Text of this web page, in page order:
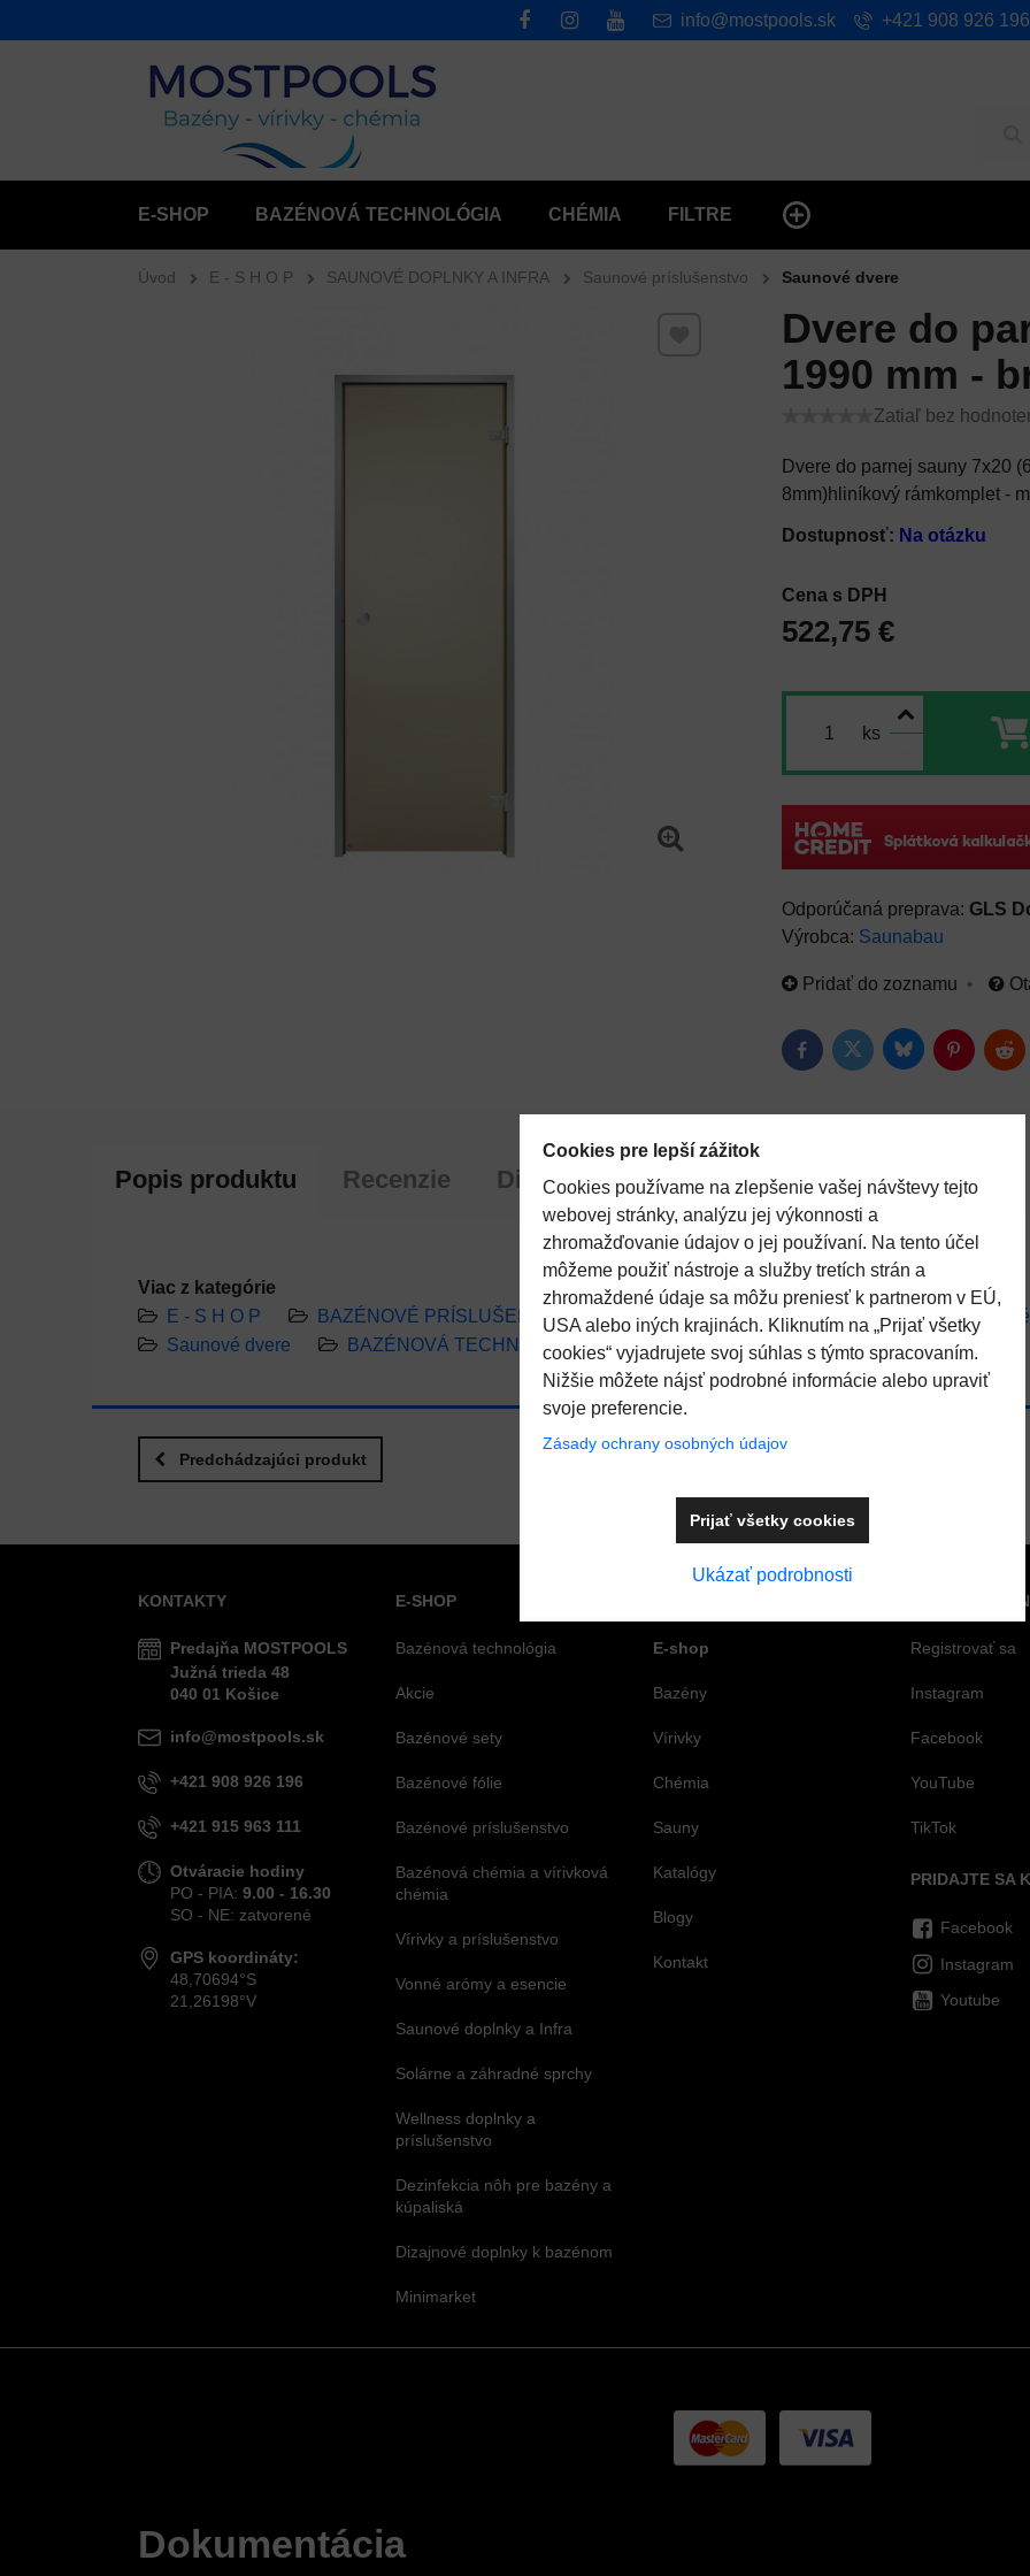
E-SHOP BAZÉNOVÁ TECHNOLÓGIA CHÉMIA FILTRE
info@mostpools.sk +421 908 926 196
Úvod E - S H O P SAUNOVÉ DOPLNKY A INFRA Saunové príslušenstvo Saunové dvere
Dvere do
1990 mm -
Dvere do parnej sauny 7x20
8mm)hliníkový rámkomplet -
Zatiaľ bez
Pridať k Obľúbeným
Dostupnosť: Na otázku
Cena s DPH
522,75 €
ks
GLS
Výrobca: Saunabau
Pridať do zoznamu
FacebookTwitterBlueskyPinterest
Popis produktu Recenzie Diskusia Otázka k produktu
Viac z kategórie
E - S H O P
BAZÉNOVÉ PRÍSLUŠENSTVO SAUNOVÉ DOPLNKY A INFRA
Saunové dvere
BAZÉNOVÁ TECHNOLÓGIA
Predchádzajúci produkt
KONTAKTY
Predajňa MOSTPOOLS
Južná trieda 48
040 01 Košice
info@mostpools.sk
+421 908 926 196
+421 915 963 111
Otváracie hodiny
PO - PIA: 9.00 - 16.30
SO - NE: zatvorené
GPS koordináty:
48,70694°S
21,26198°V
E-SHOP
Bazénová technológia
Akcie
Bazénové sety
Bazénové fólie
Bazénové príslušenstvo
Bazénová chémia a vírivková
chémia
Vírivky a príslušenstvo
Vonné arómy a esencie
Saunové doplnky a Infra
Solárne a záhradné sprchy
Wellness doplnky a
príslušenstvo
Dezinfekcia nôh pre bazény a
kúpaliská
Dizajnové doplnky k bazénom
Minimarket
E-shop
Bazény
Vírivky
Chémia
Sauny
Katalógy
Blogy
Kontakt
SPOJTE SA S
Registrovať sa
Instagram
Facebook
YouTube
TikTok
PRIDAJTE SA
Facebook
Instagram
Youtube
Dokumentácia
Cookies pre lepší zážitok
Cookies používame na zlepšenie vašej návštevy tejto
webovej stránky, analýzu jej výkonnosti a
zhromažďovanie údajov o jej používaní. Na tento účel
môžeme použiť nástroje a služby tretích strán a
zhromaždené údaje sa môžu preniesť k partnerom v EÚ,
USA alebo iných krajinách. Kliknutím na „Prijať všetky
cookies“ vyjadrujete svoj súhlas s týmto spracovaním.
Nižšie môžete nájsť podrobné informácie alebo upraviť
svoje preferencie.
Zásady ochrany osobných údajov
Ukázať podrobnosti
Prijať všetky cookies